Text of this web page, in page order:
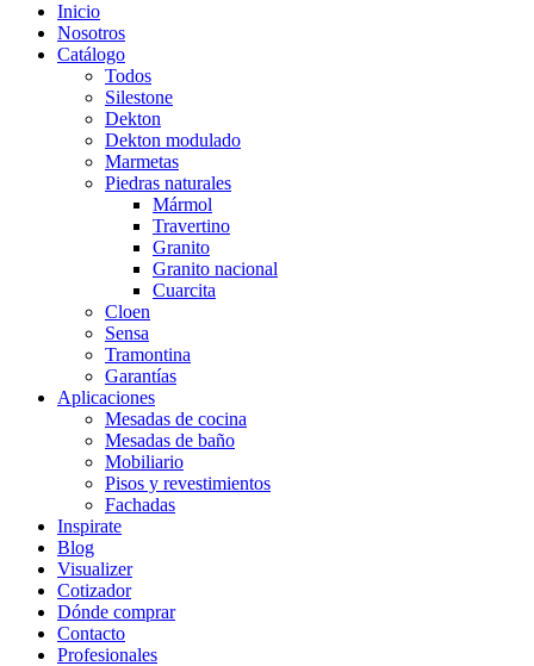
Inicio
Nosotros
Catálogo
Todos
Silestone
Dekton
Dekton modulado
Marmetas
Piedras naturales
Mármol
Travertino
Granito
Granito nacional
Cuarcita
Cloen
Sensa
Tramontina
Garantías
Aplicaciones
Mesadas de cocina
Mesadas de baño
Mobiliario
Pisos y revestimientos
Fachadas
Inspirate
Blog
Visualizer
Cotizador
Dónde comprar
Contacto
Profesionales